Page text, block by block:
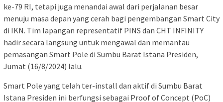
ke-79 RI, tetapi juga menandai awal dari perjalanan besar
menuju masa depan yang cerah bagi pengembangan Smart City
di IKN. Tim lapangan representatif PINS dan CHT INFINITY
hadir secara langsung untuk mengawal dan memantau
pemasangan Smart Pole di Sumbu Barat Istana Presiden,
Jumat (16/8/2024) lalu.
Smart Pole yang telah ter-install dan aktif di Sumbu Barat
Istana Presiden ini berfungsi sebagai Proof of Concept (PoC)